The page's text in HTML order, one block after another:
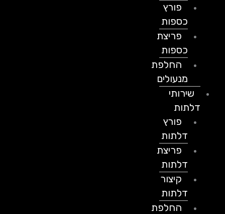
פורץ
כספות
פריצת
כספות
החלפת
מנעולים
שירותי
דלתות
פורץ
דלתות
פריצת
דלתות
קיצור
דלתות
החלפת